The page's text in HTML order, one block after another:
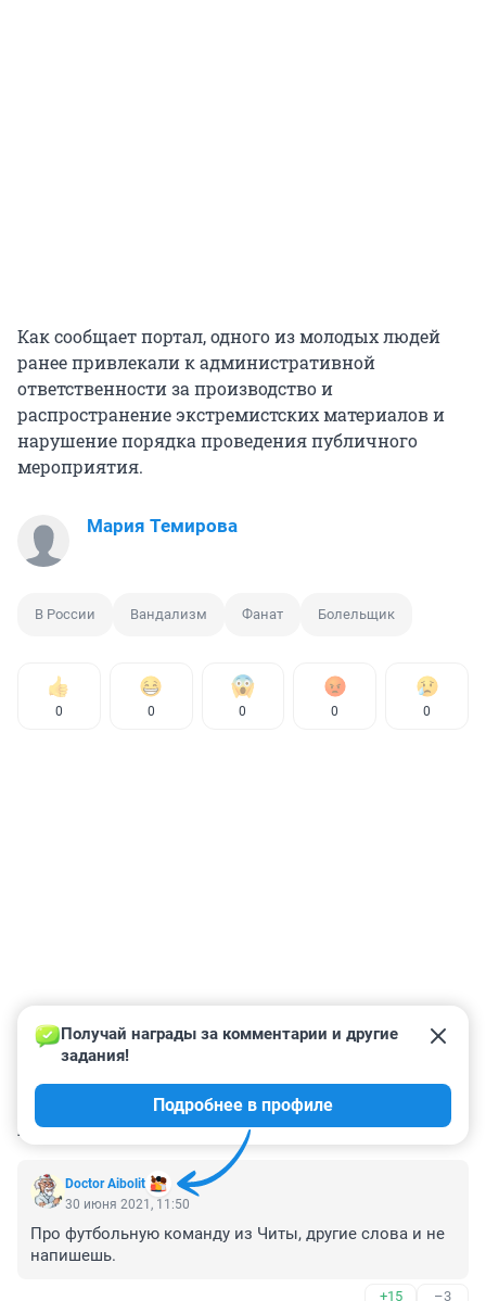
Как сообщает портал, одного из молодых людей
ранее привлекали к административной
ответственности за производство и
распространение экстремистских материалов и
нарушение порядка проведения публичного
мероприятия.
Мария Темирова
В России Вандализм Фанат Болельщик
0 0 0 0 0
КОММЕНТАРИИ 2
Doctor Aibolit
Получай награды за комментарии и другие
задания!
Подробнее в профиле
30 июня 2021, 11:50
Про футбольную команду из Читы, другие слова и не
напишешь.
+15 –3